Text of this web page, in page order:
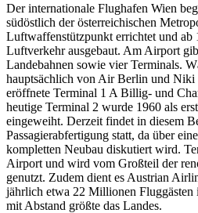
Der internationale Flughafen Wien
südöstlich der österreichischen
Luftwaffenstützpunkt errichtet und ab
Luftverkehr ausgebaut. Am Airport
Landebahnen sowie vier Terminals.
hauptsächlich von Air Berlin und Niki
eröffnete Terminal 1 A Billig- und
heutige Terminal 2 wurde 1960 als
eingeweiht. Derzeit findet in diesem
Passagierabfertigung statt, da über
kompletten Neubau diskutiert wird.
Airport und wird vom Großteil der
genutzt. Zudem dient es Austrian
jährlich etwa 22 Millionen Fluggästen
mit Abstand größte das Landes.